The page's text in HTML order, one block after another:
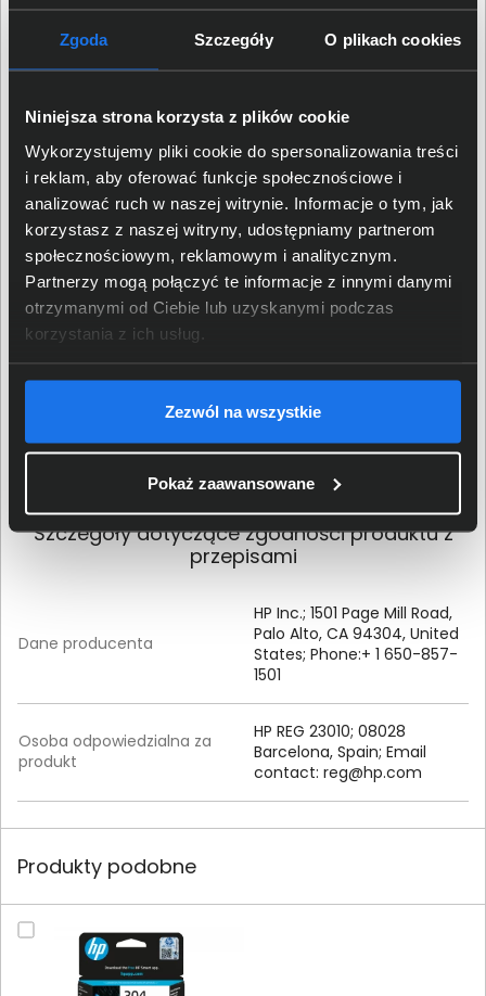
Zgoda Szczegóły O plikach cookies
Niniejsza strona korzysta z plików cookie
Wykorzystujemy pliki cookie do spersonalizowania treści
i reklam, aby oferować funkcje społecznościowe i
analizować ruch w naszej witrynie. Informacje o tym, jak
korzystasz z naszej witryny, udostępniamy partnerom
społecznościowym, reklamowym i analitycznym.
Partnerzy mogą połączyć te informacje z innymi danymi
otrzymanymi od Ciebie lub uzyskanymi podczas
korzystania z ich usług.
Zezwól na wszystkie
Pokaż zaawansowane
Producent HP
Klasa produktu Tusz
Parametry
Symbol tuszu / tonera HP 935XL
Wydajność tuszu / tonera około 825 stron
Pojemność tuszu / tonera 9,5 ml
Kompatybilność z
HP Officejet Pro 6830 eAiO,
HP OfficeJet Pro 6230
ePrinter
Szczegóły dotyczące zgodności produktu z
przepisami
Dane producenta
HP Inc.; 1501 Page Mill Road,
Palo Alto, CA 94304, United
States; Phone:+ 1 650-857-
1501
Osoba odpowiedzialna za
produkt
HP REG 23010; 08028
Barcelona, Spain; Email
contact: reg@hp.com
Produkty podobne